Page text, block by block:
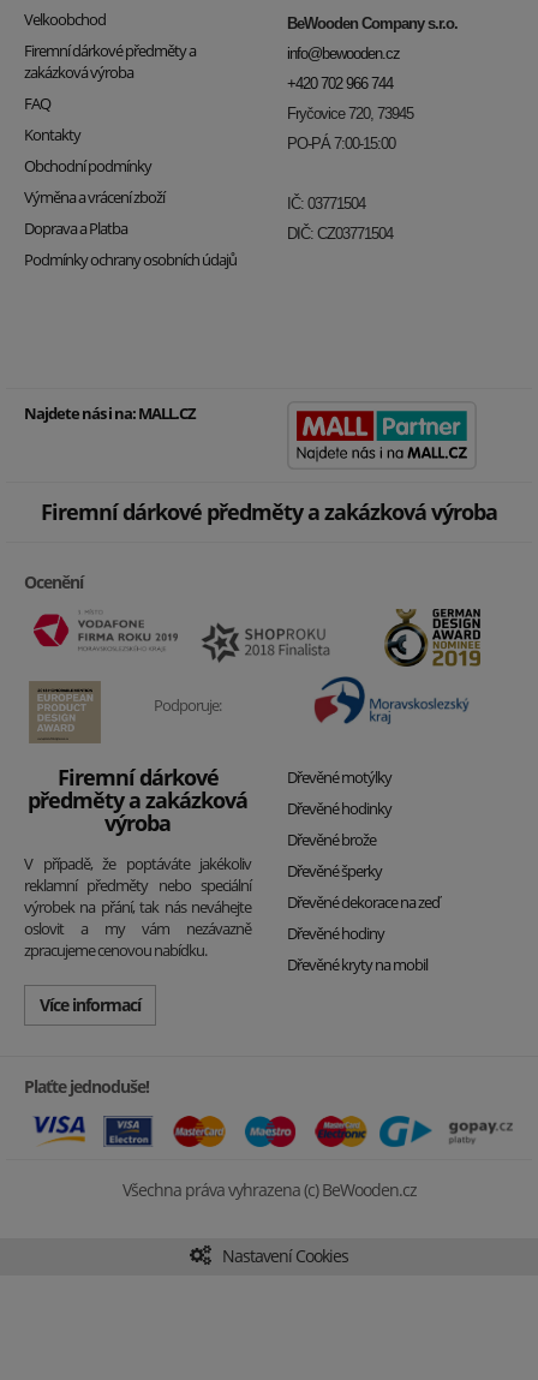
Velkoobchod
Firemní dárkové předměty a
zakázková výroba
FAQ
Kontakty
Obchodní podmínky
Výměna a vrácení zboží
Doprava a Platba
Podmínky ochrany osobních údajů
BeWooden Company s.r.o.
info@bewooden.cz
+420 702 966 744
Fryčovice 720, 73945
PO-PÁ 7:00-15:00
IČ: 03771504
DIČ: CZ03771504
Najdete nás i na:MALL.CZ
Firemní dárkové předměty a zakázková výroba
Ocenění
Podporuje:
Firemní dárkové
předměty a zakázková
výroba
V případě, že poptáváte jakékoliv
reklamní předměty nebo speciální
výrobek na přání, tak nás neváhejte
oslovit a my vám nezávazně
zpracujeme cenovou nabídku.
Více informací
Dřevěné motýlky
Dřevěné hodinky
Dřevěné brože
Dřevěné šperky
Dřevěné dekorace na zeď
Dřevěné hodiny
Dřevěné kryty na mobil
Plaťte jednoduše!
Všechna práva vyhrazena (c) BeWooden.cz
Nastavení Cookies